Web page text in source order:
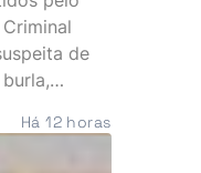
SIC
de
que
mil euros
Há 12 horas